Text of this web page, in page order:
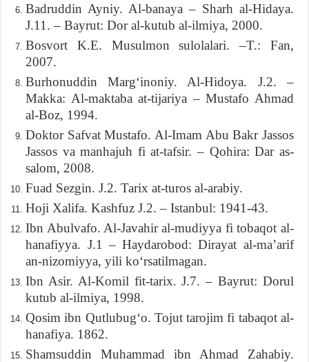
Badruddin Ayniy. Al-banaya – Sharh al-Hidaya.
J.11. – Bayrut: Dor al-kutub al-ilmiya, 2000.
Bosvort K.E. Musulmon sulolalari. –T.: Fan,
2007.
Burhonuddin Marg‘inoniy. Al-Hidoya. J.2. –
Makka: Al-maktaba at-tijariya – Mustafo Ahmad
al-Boz, 1994.
Doktor Safvat Mustafo. Al-Imam Abu Bakr Jassos
Jassos va manhajuh fi at-tafsir. – Qohira: Dar as-
salom, 2008.
Fuad Sezgin. J.2. Tarix at-turos al-arabiy.
Hoji Xalifa. Kashfuz J.2. – Istanbul: 1941-43.
Ibn Abulvafo. Al-Javahir al-mudiyya fi tobaqot al-
hanafiyya. J.1 – Haydarobod: Dirayat al-ma’arif
an-nizomiyya, yili ko‘rsatilmagan.
Ibn Asir. Al-Komil fit-tarix. J.7. – Bayrut: Dorul
kutub al-ilmiya, 1998.
Qosim ibn Qutlubug‘o. Tojut tarojim fi tabaqot al-
hanafiya. 1862.
Shamsuddin Muhammad ibn Ahmad Zahabiy.